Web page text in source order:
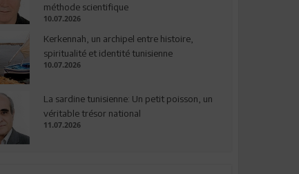
méthode scientifique
10.07.2026
Kerkennah, un archipel entre histoire,
spiritualité et identité tunisienne
10.07.2026
La sardine tunisienne: Un petit poisson, un
véritable trésor national
11.07.2026